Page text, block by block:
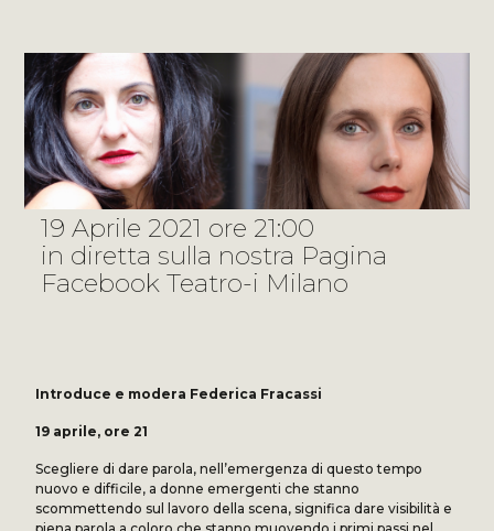
19 Aprile 2021 ore 21:00
in diretta sulla nostra Pagina
Facebook Teatro-i Milano
Introduce e modera Federica Fracassi
19 aprile, ore 21
Scegliere di dare parola, nell’emergenza di questo tempo
nuovo e difficile, a donne emergenti che stanno
scommettendo sul lavoro della scena, significa dare visibilità e